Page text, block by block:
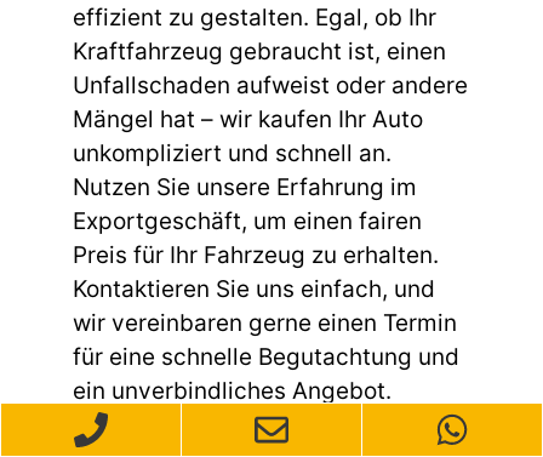
effizient zu gestalten. Egal, ob Ihr
Kraftfahrzeug gebraucht ist, einen
Unfallschaden aufweist oder andere
Mängel hat – wir kaufen Ihr Auto
unkompliziert und schnell an.
Nutzen Sie unsere Erfahrung im
Exportgeschäft, um einen fairen
Preis für Ihr Fahrzeug zu erhalten.
Kontaktieren Sie uns einfach, und
wir vereinbaren gerne einen Termin
für eine schnelle Begutachtung und
ein unverbindliches Angebot.
Verlassen Sie sich darauf, dass wir